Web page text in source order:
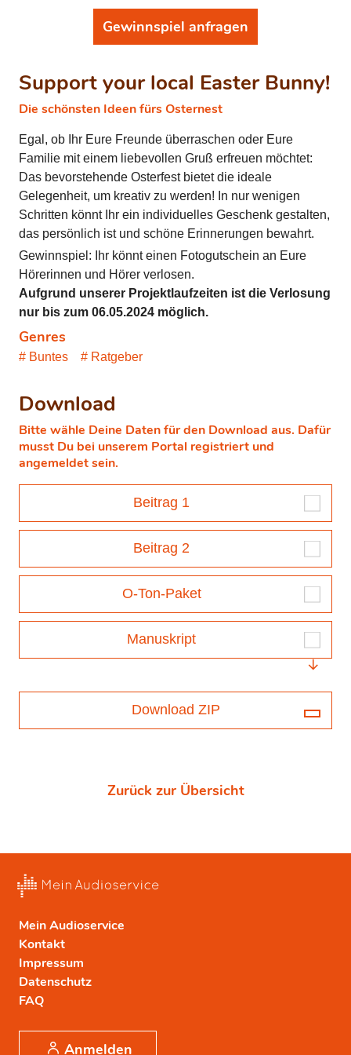
Gewinnspiel anfragen
Support your local Easter Bunny!
Die schönsten Ideen fürs Osternest
Egal, ob Ihr Eure Freunde überraschen oder Eure
Familie mit einem liebevollen Gruß erfreuen möchtet:
Das bevorstehende Osterfest bietet die ideale
Gelegenheit, um kreativ zu werden! In nur wenigen
Schritten könnt Ihr ein individuelles Geschenk gestalten,
das persönlich ist und schöne Erinnerungen bewahrt.
Gewinnspiel: Ihr könnt einen Fotogutschein an Eure
Hörerinnen und Hörer verlosen.
Aufgrund unserer Projektlaufzeiten ist die Verlosung
nur bis zum 06.05.2024 möglich.
Genres
Buntes Ratgeber
Download
Bitte wähle Deine Daten für den Download aus. Dafür
musst Du bei unserem Portal registriert und
angemeldet sein.
Beitrag 1
Beitrag 2
O-Ton-Paket
Manuskript
Download ZIP
Zurück zur Übersicht
Mein Audioservice
Kontakt
Impressum
Datenschutz
FAQ
Anmelden